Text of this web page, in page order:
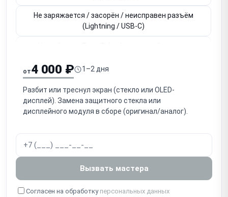
Не заряжается / засорён / неисправен разъём
(Lightning / USB-C)
Не работает Touch ID / кнопка Home (привязана к
плате)
Не работает основная / фронтальная камера
Нет громкого звука / не работает громкоговоритель
(speaker)
Собеседник не слышит / не работает микрофон
от4 000 ₽ 1–2 дня
Разбит или треснул экран (стекло или OLED-
дисплей). Замена защитного стекла или
дисплейного модуля в сборе (оригинал/аналог).
Вызвать мастера
Согласен на обработку персональных данных